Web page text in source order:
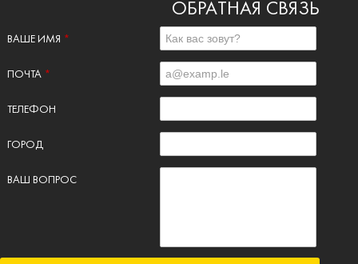
ОБРАТНАЯ СВЯЗЬ
ВАШЕ ИМЯ *
ПОЧТА *
ТЕЛЕФОН
ГОРОД
ВАШ ВОПРОС